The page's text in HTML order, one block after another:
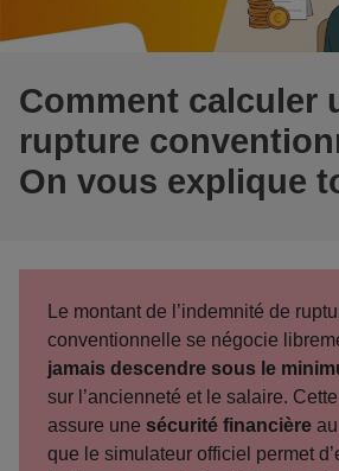
Comment calculer
rupture
On vous explique
Le montant de l’indemnité de
conventionnelle se négocie
jamais descendre sous le
sur l’ancienneté et le salaire.
assure une sécurité financière
que le simulateur officiel permet